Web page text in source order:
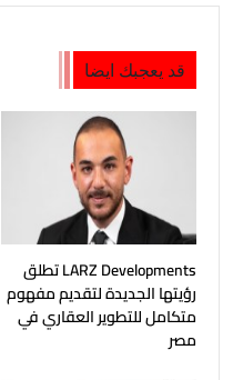
قد يعجبك ايضا
LARZ Developments تطلق
رؤيتها الجديدة لتقديم مفهوم
متكامل للتطوير العقاري في
مصر